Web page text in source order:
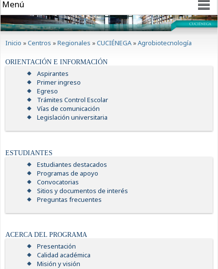
Inicio »Centros »Regionales »CUCIÉNEGA »Agrobiotecnología
ORIENTACIÓN E INFORMACIÓN
Aspirantes
Primer ingreso
Egreso
Trámites Control Escolar
Vías de comunicación
Legislación universitaria
ESTUDIANTES
Estudiantes destacados
Programas de apoyo
Convocatorias
Sitios y documentos de interés
Preguntas frecuentes
ACERCA DEL PROGRAMA
Presentación
Calidad académica
Misión y visión